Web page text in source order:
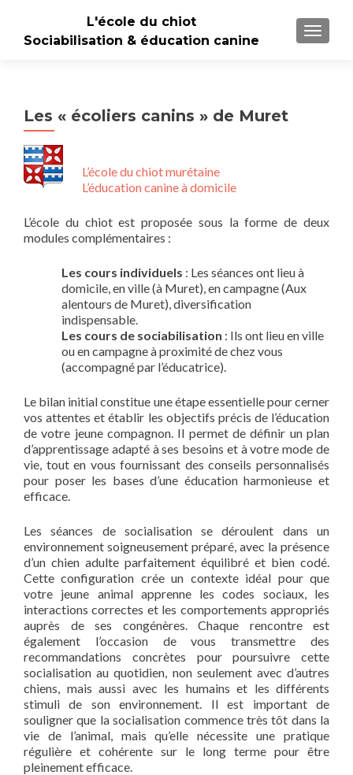
L'école du chiot
Sociabilisation & éducation canine
Les « écoliers canins » de Muret
L’école du chiot murétaine
L’éducation canine à domicile
L’école du chiot est proposée sous la forme de deux
modules complémentaires :
Les cours individuels : Les séances ont lieu à
domicile, en ville (à Muret), en campagne (Aux
alentours de Muret), diversification
indispensable.
Les cours de sociabilisation : Ils ont lieu en ville
ou en campagne à proximité de chez vous
(accompagné par l’éducatrice).
Le bilan initial constitue une étape essentielle pour cerner
vos attentes et établir les objectifs précis de l’éducation
de votre jeune compagnon. Il permet de définir un plan
d’apprentissage adapté à ses besoins et à votre mode de
vie, tout en vous fournissant des conseils personnalisés
pour poser les bases d’une éducation harmonieuse et
efficace.
Les séances de socialisation se déroulent dans un
environnement soigneusement préparé, avec la présence
d’un chien adulte parfaitement équilibré et bien codé.
Cette configuration crée un contexte idéal pour que
votre jeune animal apprenne les codes sociaux, les
interactions correctes et les comportements appropriés
auprès de ses congénères. Chaque rencontre est
également l’occasion de vous transmettre des
recommandations concrètes pour poursuivre cette
socialisation au quotidien, non seulement avec d’autres
chiens, mais aussi avec les humains et les différents
stimuli de son environnement. Il est important de
souligner que la socialisation commence très tôt dans la
vie de l’animal, mais qu’elle nécessite une pratique
régulière et cohérente sur le long terme pour être
pleinement efficace.